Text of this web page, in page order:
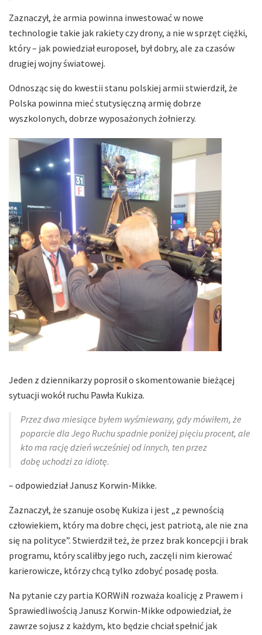
Zaznaczył, że armia powinna inwestować w nowe
technologie takie jak rakiety czy drony, a nie w sprzęt ciężki,
który – jak powiedział europoseł, był dobry, ale za czasów
drugiej wojny światowej.
Odnosząc się do kwestii stanu polskiej armii stwierdził, że
Polska powinna mieć stutysięczną armię dobrze
wyszkolonych, dobrze wyposażonych żołnierzy.
Jeden z dziennikarzy poprosił o skomentowanie bieżącej
sytuacji wokół ruchu Pawła Kukiza.
Przez dwa miesiące byłem wyśmiewany, gdy mówiłem, że
poparcie dla Jego Ruchu spadnie poniżej pięciu procent, ale
kto ma rację dzień wcześniej od innych, ten przez
dobę uchodzi za idiotę.
– odpowiedział Janusz Korwin-Mikke.
Zaznaczył, że szanuje osobę Kukiza i jest „z pewnością
człowiekiem, który ma dobre chęci, jest patriotą, ale nie zna
się na polityce”. Stwierdził też, że przez brak koncepcji i brak
programu, który scaliłby jego ruch, zaczęli nim kierować
karierowicze, którzy chcą tylko zdobyć posadę posła.
Na pytanie czy partia KORWiN rozważa koalicję z Prawem i
Sprawiedliwością Janusz Korwin-Mikke odpowiedział, że
zawrze sojusz z każdym, kto będzie chciał spełnić jak